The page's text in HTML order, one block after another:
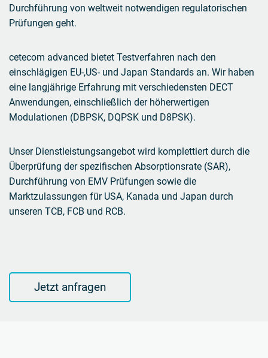
Durchführung von weltweit notwendigen regulatorischen
Prüfungen geht.
cetecom advanced bietet Testverfahren nach den
einschlägigen EU-,US- und Japan Standards an. Wir haben
eine langjährige Erfahrung mit verschiedensten DECT
Anwendungen, einschließlich der höherwertigen
Modulationen (DBPSK, DQPSK und D8PSK).
Unser Dienstleistungsangebot wird komplettiert durch die
Überprüfung der spezifischen Absorptionsrate (SAR),
Durchführung von EMV Prüfungen sowie die
Marktzulassungen für USA, Kanada und Japan durch
unseren TCB, FCB und RCB.
Jetzt anfragen